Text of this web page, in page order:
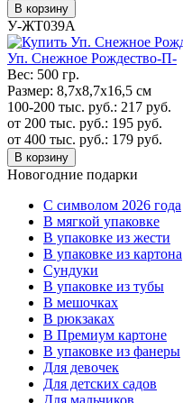
В корзину
У-ЖТ039А
Уп. Cнежное Рождество-П-
Вес: 500 гр.
Размер: 8,7х8,7х16,5 см
100-200 тыс. руб.: 217 руб.
от 200 тыс. руб.: 195 руб.
от 400 тыс. руб.: 179 руб.
В корзину
Новогодние подарки
C символом 2026 года
В мягкой упаковке
В упаковке из жести
В упаковке из картона
Сундуки
В упаковке из тубы
В мешочках
В рюкзаках
В Премиум картоне
В упаковке из фанеры
Для девочек
Для детских садов
Для мальчиков